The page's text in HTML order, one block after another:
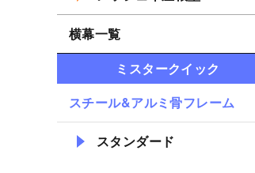
横幕一覧
ミスタークイック
スチール&アルミ骨フレーム
スタンダード